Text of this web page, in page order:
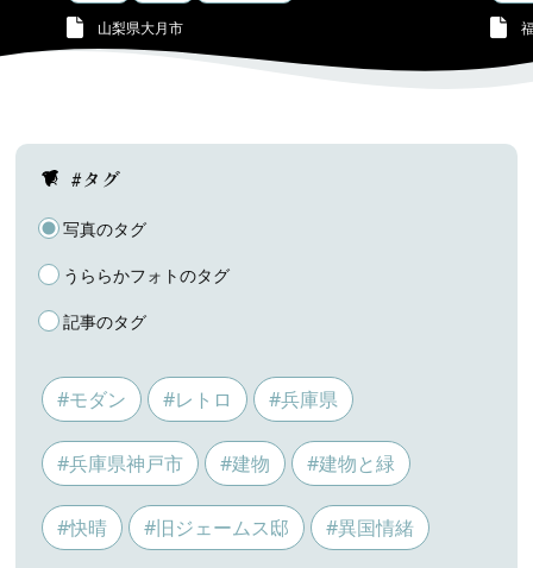
山梨県大月市
#タグ
写真のタグ
うららかフォトのタグ
記事のタグ
#モダン #レトロ #兵庫県
#兵庫県神戸市 #建物 #建物と緑
#快晴 #旧ジェームス邸 #異国情緒